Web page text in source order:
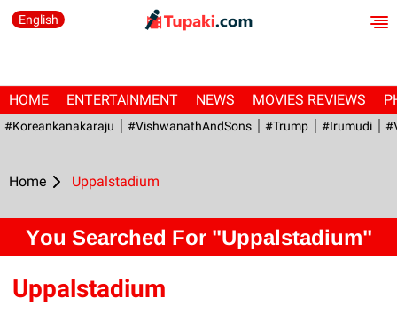
English
HOME ENTERTAINMENT NEWS MOVIES REVIEWS
#Koreankanakaraju #VishwanathAndSons #Trump #irumudi
Home Uppalstadium
You Searched For "Uppalstadium"
Uppalstadium